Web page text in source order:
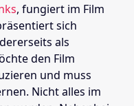
, fungiert im Film
sich
als
den Film
und muss
Nicht alles im